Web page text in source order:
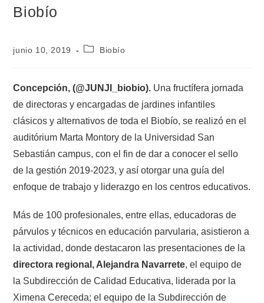
Biobío
junio 10, 2019 Biobío
Concepción, (@JUNJI_biobio). Una fructífera jornada
de directoras y encargadas de jardines infantiles
clásicos y alternativos de toda el Biobío, se realizó en el
auditórium Marta Montory de la Universidad San
Sebastián campus, con el fin de dar a conocer el sello
de la gestión 2019-2023, y así otorgar una guía del
enfoque de trabajo y liderazgo en los centros educativos.
Más de 100 profesionales, entre ellas, educadoras de
párvulos y técnicos en educación parvularia, asistieron a
la actividad, donde destacaron las presentaciones de la
directora regional, Alejandra Navarrete, el equipo de
la Subdirección de Calidad Educativa, liderada por la
Ximena Cereceda; el equipo de la Subdirección de